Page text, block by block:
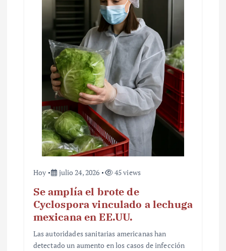
Hoy julio 24, 2026 45 views
Se amplía el brote de
Cyclospora vinculado a lechuga
mexicana en EE.UU.
Las autoridades sanitarias americanas han
detectado un aumento en los casos de infección